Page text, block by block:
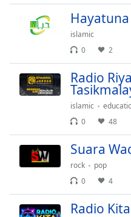
Caption
Background
Opacity
Style
islamic
0
2
Radio
islamic
0
48
Suara
rock
pop
0
4
Radio Kita